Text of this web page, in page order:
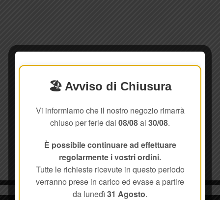
🏖️ Avviso di Chiusura
Vi informiamo che il nostro negozio rimarrà
chiuso per ferie dal 08/08al 30/08.
È possibile continuare ad effettuare
regolarmente i vostri ordini.
Tutte le richieste ricevute in questo periodo
verranno prese in carico ed evase a partire
da lunedì 31 Agosto.